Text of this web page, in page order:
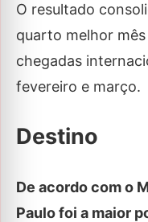
O resultado
quarto melhor
chegadas
fevereiro e março.
Destino
De acordo com o
Paulo foi a maior